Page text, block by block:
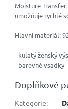
Moisture
umožňuje rychlé
Hlavní materiál:
- kulatý ženský
- barevné vsadky
Doplňkové
Kategorie: